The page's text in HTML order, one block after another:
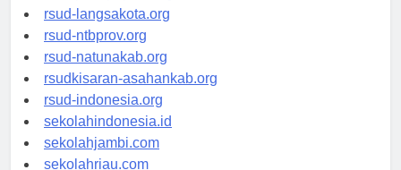
rsudtpi-kepriprov.org
rsud-langsakota.org
rsud-ntbprov.org
rsud-natunakab.org
rsudkisaran-asahankab.org
rsud-indonesia.org
sekolahindonesia.id
sekolahjambi.com